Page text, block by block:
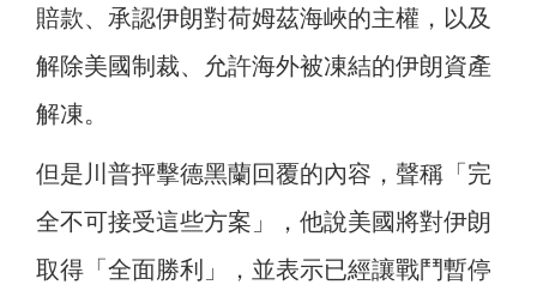
賠款、承認伊朗對荷姆茲海峽的主權，以及
解除美國制裁、允許海外被凍結的伊朗資產
解凍。
但是川普抨擊德黑蘭回覆的內容，聲稱「完
全不可接受這些方案」，他說美國將對伊朗
取得「全面勝利」，並表示已經讓戰鬥暫停